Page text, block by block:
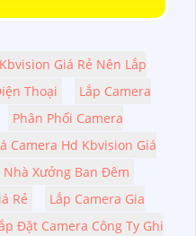
Giá Rẻ Nên Lắp
Thoại
Lắp Camera
Phân Phối Camera
Camera Hd Kbvision Giá
Xưởng Ban Đêm
Rẻ
Lắp Camera Gia
Đặt Camera Công Ty Ghi